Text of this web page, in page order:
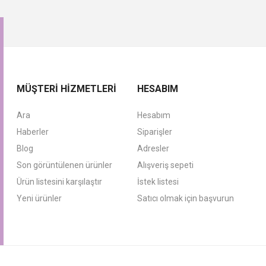
MÜŞTERI HIZMETLERI
Ara
Haberler
Blog
Son görüntülenen ürünler
Ürün listesini karşılaştır
Yeni ürünler
HESABIM
Hesabım
Siparişler
Adresler
Alışveriş sepeti
İstek listesi
Satıcı olmak için başvurun